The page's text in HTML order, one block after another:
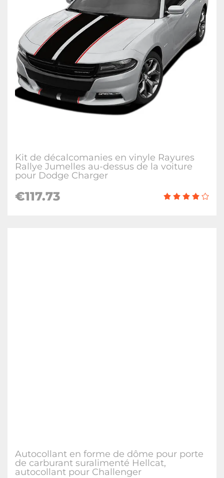
Kit de décalcomanies en vinyle Rayures
Rallye Jumelles au-dessus de la voiture
pour Dodge Charger
€117.73
Autocollant en forme de dôme pour porte
de carburant suralimenté Hellcat,
autocollant pour Challenger